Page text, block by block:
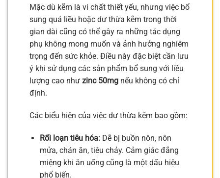
Mặc dù kẽm là vi chất thiết yếu, nhưng việc bổ
sung quá liều hoặc dư thừa kẽm trong thời
gian dài cũng có thể gây ra những tác dụng
phụ không mong muốn và ảnh hưởng nghiêm
trọng đến sức khỏe. Điều này đặc biệt cần lưu
ý khi sử dụng các sản phẩm bổ sung với liều
lượng cao như zinc 50mg nếu không có chỉ
định.
Các biểu hiện của việc dư thừa kẽm bao gồm:
Rối loạn tiêu hóa:Dễ bị buồn nôn, nôn
mửa, chán ăn, tiêu chảy. Cảm giác đắng
miệng khi ăn uống cũng là một dấu hiệu
phổ biến.